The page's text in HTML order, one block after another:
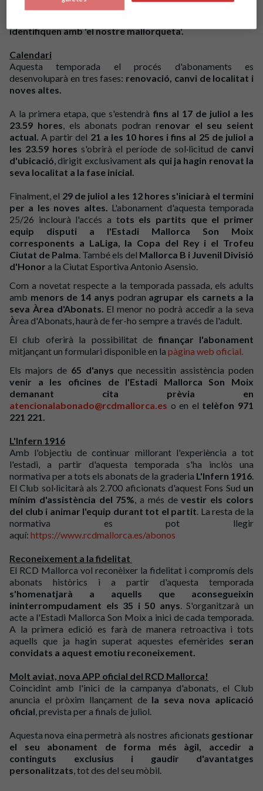
triomfs, ascensos, descensos, retorns al cim, però sobretot
identifiquen amb 'el nostre mallorqueta'.
Calendari
Aquesta temporada el procés d'abonaments es
desenvoluparà en tres fases: renovació, canvi de localitat i
noves altes.
A la primera etapa, que s'estendrà fins al 17 de juliol a les
23.59 hores, els abonats podran renovar el seu seient
actual. A partir del 21 a les 10 hores i fins al 25 de juliol a
les 23.59 hores s'obrirà el període de sol·licitud de canvi
d'ubicació, dirigit exclusivament als qui ja hagin renovat la
seva localitat a la fase inicial.
Finalment, el 29 de juliol a les 12 hores s'iniciarà el termini
per a les noves altes. L'abonament d'aquesta temporada
25/26 inclourà l'accés a tots els partits que el primer
equip disputi a l'Estadi Mallorca Son Moix
corresponents a LaLiga, la Copa del Rey i el Trofeu
Ciutat de Palma. També els del Mallorca B i Juvenil Divisió
d'Honor a la Ciutat Esportiva Antonio Asensio.
Com a novetat respecte a la temporada passada, els adults
amb menors de 14 anys podran agrupar els carnets a la
seva Àrea d'Abonats. El menor no podrà accedir a la seva
Àrea d'Abonats, haurà de fer-ho sempre a través de l'adult.
El club oferirà la possibilitat de finançar l'abonament
mitjançant un formulari disponible en la pàgina web oficial.
Els majors de 65 d'anys que necessitin assistència poden
venir a les oficines de l'Estadi Mallorca Son Moix
demanant cita prèvia en
atencionalabonado@rcdmallorca.es o en el telèfon 971
221 221.
L'Infern 1916
Amb l'objectiu de continuar millorant l'experiència a tot
l'estadi, a partir d'aquesta temporada s'ha inclòs una
normativa per a tots els abonats de la graderia L'Infern 1916.
El Club sol·licitarà als 2.700 aficionats d'aquest Fons Sud un
mínim d'assistència del 75%, a més devestir els colors
del club i animar l'equip durant tot el partit. La resta de la
normativa es pot llegir
aquí: https://www.rcdmallorca.es/abonos
Reconeixement a la fidelitat
El RCD Mallorca vol reconèixer la fidelitat i compromís dels
abonats històrics i a partir d'aquesta temporada
s'homenatjarà a aquells que aconsegueixin
ininterrompudament els 35 i 50 anys. S'organitzarà un
acte a l'Estadi Mallorca Son Moix a inici de cada temporada.
A la primera edició es farà de manera retroactiva i tots
aquells que ja hagin superat aquestes efemèrides seran
convidats a aquest emotiu reconeixement.
Molt aviat, nova APP oficial del RCD Mallorca!
Coincidint amb l'inici de la campanya d'abonats, el Club
anuncia el pròxim llançament de la seva nova aplicació
oficial, prevista per a finals de juliol.
Aquesta nova eina permetrà als nostres aficionats gestionar
el seu abonament de forma més àgil, accedir a
continguts exclusius i gaudir d'avantatges
personalitzats, tot des del seu mòbil.